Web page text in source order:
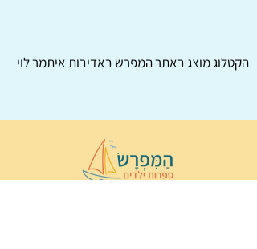
הקטלוג מוצג באתרהמפרשבאדיבות איתמר לוי